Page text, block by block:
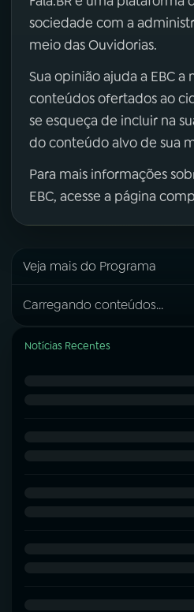
sociedade com a
meio das Ouvidorias.
Sua opinião ajuda a EBC a
conteúdos ofertados ao
se esqueça de incluir na
do conteúdo alvo de sua
Para mais informações
EBC, acesse a página
Veja mais do Programa
Carregando conteúdos...
Notícias Recentes